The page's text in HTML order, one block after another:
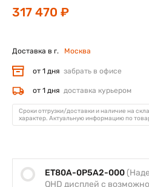
ET80A-0P5A2-000
QHD дисплей с
317 470 ₽
Доставка в г. Москва
от 1 дня забрать в офисе
от 1 дня доставка курьером
Сроки отгрузки/доставки и наличие на
характер. Актуальную информацию по